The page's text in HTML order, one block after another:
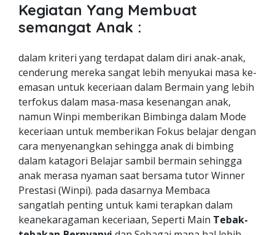
Kegiatan Yang Membuat
semangat Anak :
dalam kriteri yang terdapat dalam diri anak-anak,
cenderung mereka sangat lebih menyukai masa ke-
emasan untuk keceriaan dalam Bermain yang lebih
terfokus dalam masa-masa kesenangan anak,
namun Winpi memberikan Bimbinga dalam Mode
keceriaan untuk memberikan Fokus belajar dengan
cara menyenangkan sehingga anak di bimbing
dalam katagori Belajar sambil bermain sehingga
anak merasa nyaman saat bersama tutor Winner
Prestasi (Winpi). pada dasarnya Membaca
sangatlah penting untuk kami terapkan dalam
keanekaragaman keceriaan, Seperti Main Tebak-